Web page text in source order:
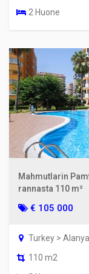
2 Huone
Mahmutlarin
rannasta 110 m²
€ 105 000
Turkey >
110 m2